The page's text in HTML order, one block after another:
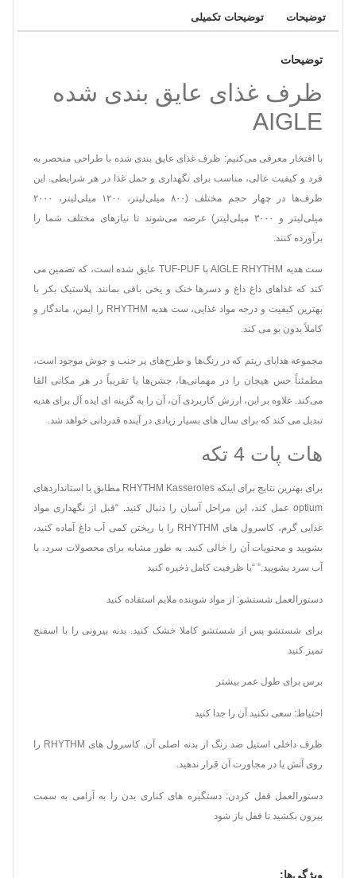
توضیحات توضیحات تکمیلی
توضیحات
‏ظرف غذای عایق بندی شده
AIGLE‏
با افتخار معرفی می‌کنیم: ظرف غذای عایق بندی شده با طراحی منحصر به
فرد و کیفیت عالی، مناسب برای نگهداری و حمل غذا در هر شرایطی. این
ظرف‌ها در چهار حجم مختلف (۸۰۰ میلی‌لیتر، ۱۲۰۰ میلی‌لیتر، ۲۰۰۰
میلی‌لیتر و ۳۰۰۰ میلی‌لیتر) عرضه می‌شوند تا نیازهای مختلف شما را
برآورده کنند.
ست هدیه AIGLE RHYTHM با TUF-PUF عایق شده است، که تضمین می
کند که غذاهای داغ داغ و دسرها خنک و یخی باقی بمانند. پلاستیک بکر با
بهترین کیفیت و درجه مواد غذایی، ست هدیه RHYTHM را ایمن، ماندگار و
کاملاً بدون بو می کند.
مجموعه هدایای ریتم که در رنگ‌ها و طرح‌های پر جنب و جوش موجود است،
مطمئناً حس هیجان را در مهمانی‌ها، جشن‌ها یا تقریباً در هر مکانی القا
می‌کند. علاوه بر این، ارزش کاربردی آن، آن را به گزینه ای ایده آل برای هدیه
تبدیل می کند که برای سال های بسیار زیادی در آینده قدردانی خواهد شد.
هات پات 4 تکه
برای بهترین نتایج برای اینکه RHYTHM Kasseroles مطابق با استانداردهای
optium عمل کند، این مراحل آسان را دنبال کنید. “قبل از نگهداری مواد
غذایی گرم، کاسرول های RHYTHM را با ریختن کمی آب داغ آماده کنید،
بشویید و محتویات آن را خالی کنید. به طور مشابه برای محصولات سرد، با
آب سرد بشویید.” “با ظرفیت کامل ذخیره کنید
دستورالعمل شستشو: از مواد شوینده ملایم استفاده کنید
برای شستشو پس از شستشو کاملا خشک کنید. بدنه بیرونی را با اسفنج
تمیز کنید
برس برای طول عمر بیشتر
احتیاط: سعی نکنید آن را جدا کنید
ظرف داخلی استیل ضد زنگ از بدنه اصلی آن. کاسرول های RHYTHM را
روی آتش یا در مجاورت آن قرار ندهید.
دستورالعمل قفل کردن: دستگیره های کناری بدن را به آرامی به سمت
بیرون بکشید تا قفل باز شود
ویژگی‌ها: